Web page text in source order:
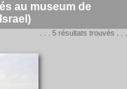
au museum de
. . . 5 résultats trouvés . . .